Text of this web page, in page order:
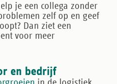
je een collega zonder
zelf op en geef
Dan ziet een
voor meer
en bedrijf